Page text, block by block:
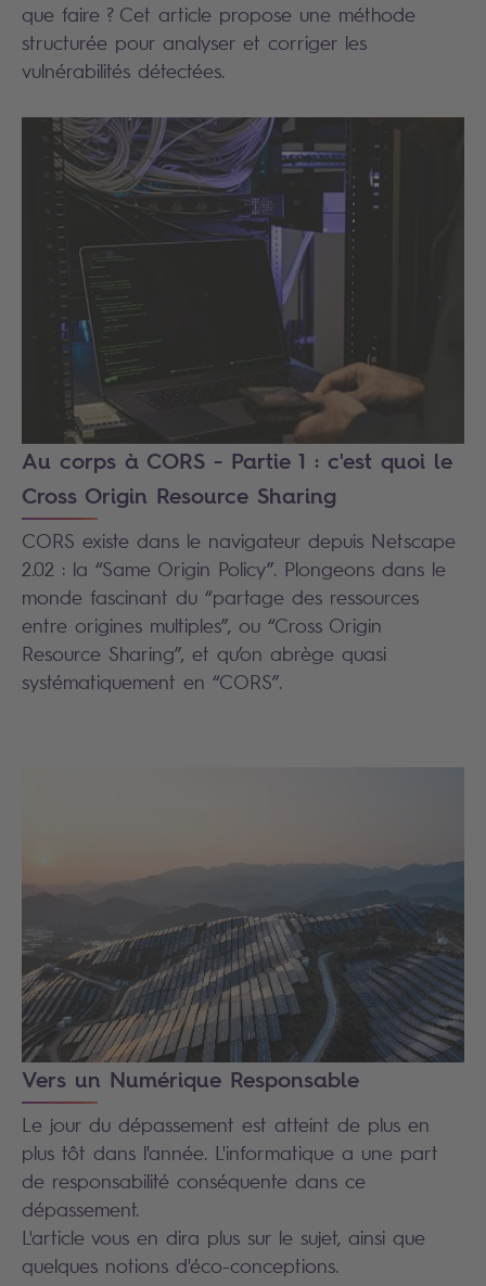
que faire ? Cet article propose une méthode
structurée pour analyser et corriger les
vulnérabilités détectées.
Au corps à CORS - Partie 1 : c'est quoi le
Cross Origin Resource Sharing
CORS existe dans le navigateur depuis Netscape
2.02 : la “Same Origin Policy”. Plongeons dans le
monde fascinant du “partage des ressources
entre origines multiples”, ou “Cross Origin
Resource Sharing”, et qu’on abrège quasi
systématiquement en “CORS”.
Vers un Numérique Responsable
Le jour du dépassement est atteint de plus en
plus tôt dans l'année. L'informatique a une part
de responsabilité conséquente dans ce
dépassement.
L'article vous en dira plus sur le sujet, ainsi que
quelques notions d'éco-conceptions.